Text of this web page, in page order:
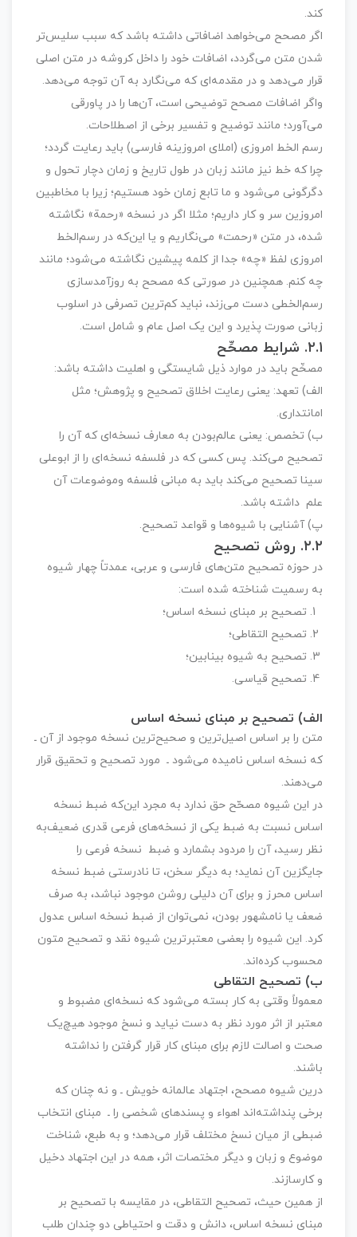
کند.
اگر مصحح می‌خواهد اضافاتی داشته باشد که سبب سلیس‌تر
شدن متن می‌گردد، اضافات خود را داخل کروشه در متن اصلی
قرار می‌دهد و در مقدمه‌ای که می‌نگارد به آن توجه می‌دهد.
واگر اضافات مصحح توضیحی است، آن‌ها را در پاورقی
می‌آورد؛ مانند توضیح و تفسیر برخی از اصطلاحات.
رسم الخط امروزی (املای امروزینه فارسی) باید رعایت گردد؛
چرا که خط نیز مانند زبان در طول تاریخ و زمان دچار تحول و
دگرگونی می‌شود و ما تابع زمان خود هستیم؛ زیرا با مخاطبین
امروزین سر و کار داریم؛ مثلا اگر در نسخه «رحمة» نگاشته
شده، در متن «رحمت» می‌نگاریم و یا این‌که در رسم‌الخط
امروزی لفظ «چه» جدا از کلمه پیشین نگاشته می‌شود؛ مانند
چه کنم. همچنین در صورتی که مصحح به‌ روزآمد‌سازی
رسم‌الخطی دست می‌زند، نباید کم‌ترین تصرفی در اسلوب
زبانی صورت پذیرد و این یک اصل عام و شامل است.
۲.۱. شرایط مصحِّح
مصحِّح باید در موارد ذیل شایستگی و اهلیت داشته باشد:
الف) تعهد: یعنی رعایت اخلاق تصحیح و پژوهش؛ مثل
امانتداری.
ب) تخصص: یعنی عالم‌بودن به معارف نسخه‌ای که آن را
تصحیح می‌کند. پس کسی که در فلسفه نسخه‌ای را از ابوعلی
سینا تصحیح می‌کند باید به مبانی فلسفه وموضوعات آن
علم داشته باشد.
پ) آشنایی با شیوه‌ها و قواعد تصحیح.
۲.۲. روش تصحیح
در حوزه تصحیح متن‌های فارسی و عربی، عمدتاً چهار شیوه
به رسمیت شناخته شده است:
تصحیح بر مبنای نسخه اساس؛
تصحیح التقاطی؛
تصحیح به شیوه بینابین؛
تصحیح قیاسی.
الف) تصحیح بر مبنای نسخه اساس
متن را بر اساس اصیل‌ترین و صحیح‌ترین نسخه موجود از آن ـ
که نسخه اساس نامیده می‌شود ـ مورد تصحیح و تحقیق قرار
می‌دهند.
در این شیوه مصحّح حق ندارد به مجرد این‌که ضبط نسخه
اساس نسبت به ضبط یکی از نسخه‌های فرعی قدری ضعیف‌به
نظر رسید، آن را مردود بشمارد و ضبط نسخه فرعی را
جایگزین آن نماید؛ به دیگر سخن، تا نادرستی ضبط نسخه
اساس محرز و برای آن دلیلی روشن موجود نباشد، به صرف
ضعف یا نامشهور بودن، نمی‌توان از ضبط نسخه اساس عدول
کرد. این شیوه را بعضی معتبرترین شیوه نقد و تصحیح متون
محسوب کرده‌اند.
ب) تصحیح التقاطی
معمولاً وقتی به کار بسته می‌شود که نسخه‌ای مضبوط و
معتبر از اثر مورد نظر به دست نیاید و نسخ موجود هیچ‌یک
صحت و اصالت لازم برای مبنای کار قرار گرفتن را نداشته
باشند.
درین شیوه مصحح، اجتهاد عالمانه خویش ـ و نه چنان که
برخی پنداشته‌اند اهواء و پسندهای شخصی را ـ مبنای انتخاب
ضبطی از میان نسخ مختلف قرار می‌دهد؛ و به طبع، شناخت
موضوع و زبان و دیگر مختصات اثر، همه در این اجتهاد دخیل
و کارسازند.
از همین حیث، تصحیح التقاطی، در مقایسه با تصحیح بر
مبنای نسخه اساس، دانش و دقت و احتیاطی دو چندان طلب